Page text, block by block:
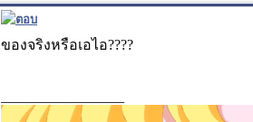
ของจริงหรือเอไอ????